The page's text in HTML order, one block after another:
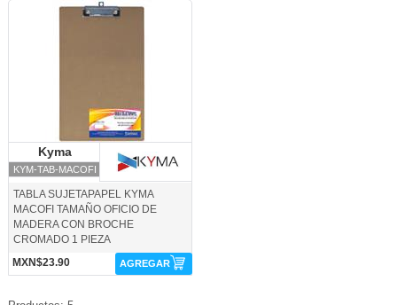
KYM-TAB-MACOFI-Kyma
Kyma
KYM-TAB-MACOFI
TABLA SUJETAPAPEL KYMA
MACOFI TAMAÑO OFICIO DE
MADERA CON BROCHE
CROMADO 1 PIEZA
MXN$23.90
AGREGAR